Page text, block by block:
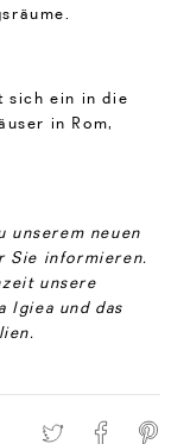
sich ein in die
in Rom,
unserem neuen
Sie informieren.
unsere
Igiea und das